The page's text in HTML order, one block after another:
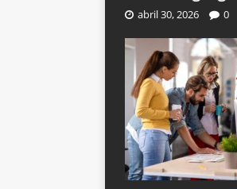
abril 30, 2026 0